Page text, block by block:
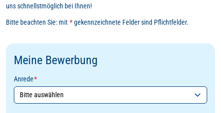
uns schnellstmöglich bei Ihnen!
Bitte beachten Sie: mit *gekennzeichnete Felder sind Pflichtfelder.
Meine Bewerbung
Anrede*